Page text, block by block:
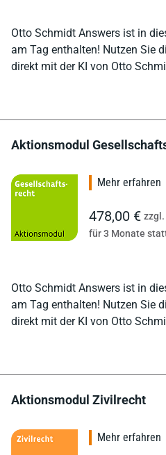
Otto Schmidt Answers ist in
am Tag enthalten! Nutzen Sie
direkt mit der KI von Otto
Aktionsmodul
Otto Schmidt Answers ist in
am Tag enthalten! Nutzen Sie
direkt mit der KI von Otto
Mehr erfahren
478,00 € zzgl.
für 3 Monate
Aktionsmodul Zivilrecht
Mehr erfahren